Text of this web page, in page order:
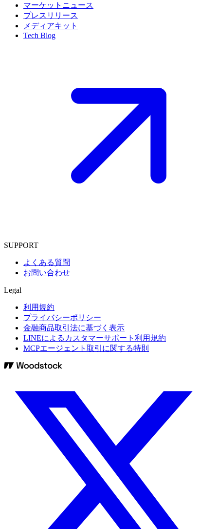
マーケットニュース
プレスリリース
メディアキット
Tech Blog
SUPPORT
よくある質問
お問い合わせ
Legal
利用規約
プライバシーポリシー
金融商品取引法に基づく表示
LINEによるカスタマーサポート利用規約
MCPエージェント取引に関する特則